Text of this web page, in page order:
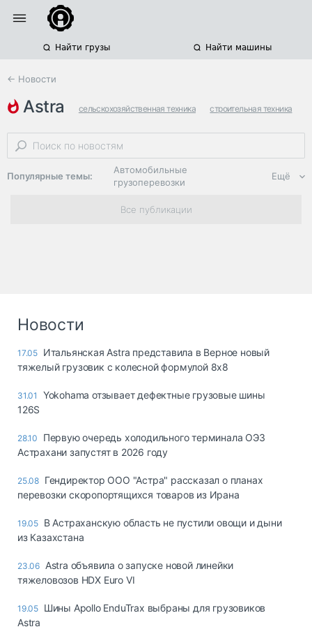
Найти грузы Найти машины
← Новости
astra сельскохозяйственная техника строительная техника
планы
Популярные темы:
Автомобильные
грузоперевозки
Региональная
логистика
опасные грузы
страхование
Склады и
грузовые
Коммерческий
транспорт
Спецтехника
запчасти, шины
Ещё
Все публикации
Новости
17.05 Итальянская Astra представила в Верное новый
тяжелый грузовик с колесной формулой 8x8
31.01
Yokohama отзывает дефектные грузовые шины
126S
28.10
Первую очередь холодильного терминала ОЭЗ
Астрахани запустят в 2026 году
25.08 Гендиректор ООО "Астра" рассказал о планах
перевозки скоропортящихся товаров из Ирана
19.05 В Астраханскую область не пустили овощи и дыни
из Казахстана
23.06 Astra объявила о запуске новой линейки
тяжеловозов HDX Euro VI
19.05 Шины Apollo EnduTrax выбраны для грузовиков
Astra